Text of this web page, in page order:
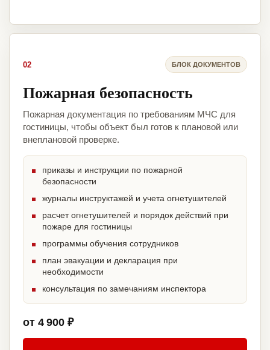
02 БЛОК ДОКУМЕНТОВ
Пожарная безопасность
Пожарная документация по требованиям МЧС для
гостиницы, чтобы объект был готов к плановой или
внеплановой проверке.
приказы и инструкции по пожарной
безопасности
журналы инструктажей и учета огнетушителей
расчет огнетушителей и порядок действий при
пожаре для гостиницы
программы обучения сотрудников
план эвакуации и декларация при
необходимости
консультация по замечаниям инспектора
от 4 900 ₽